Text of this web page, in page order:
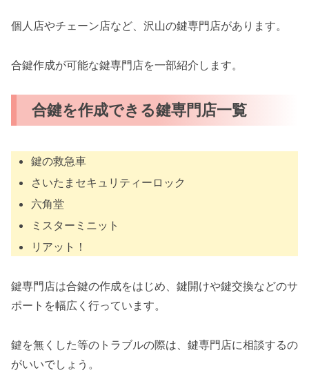
個人店やチェーン店など、沢山の鍵専門店があります。
合鍵作成が可能な鍵専門店を一部紹介します。
合鍵を作成できる鍵専門店一覧
鍵の救急車
さいたまセキュリティーロック
六角堂
ミスターミニット
リアット！
鍵専門店は合鍵の作成をはじめ、鍵開けや鍵交換などのサ
ポートを幅広く行っています。
鍵を無くした等のトラブルの際は、鍵専門店に相談するの
がいいでしょう。